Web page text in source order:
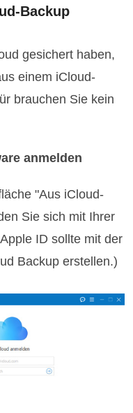
Backup
gesichert haben,
einem iCloud-
brauchen Sie kein
anmelden
"Aus iCloud-
Sie sich mit Ihrer
ID sollte mit der
Backup erstellen.)